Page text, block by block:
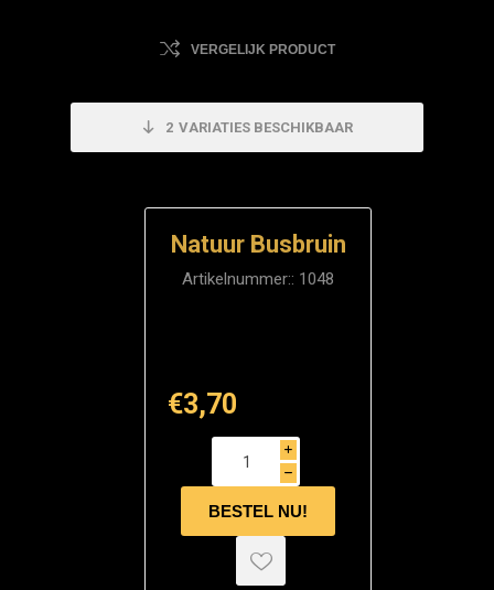
VERGELIJK PRODUCT
2 VARIATIES BESCHIKBAAR
Natuur Busbruin
Artikelnummer:: 1048
€3,70
i
h